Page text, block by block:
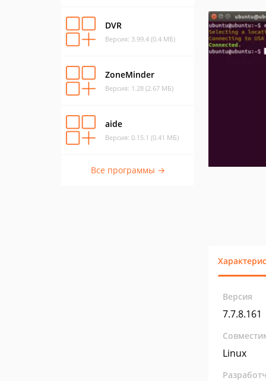
DVR
Версия: 3.99.4 (0.4 МБ)
ZoneMinder
Версия: 1.28 (2.67 МБ)
aide
Версия: 0.15.1 (0.41 МБ)
Все программы →
Версия
7.7.8.161
Linux